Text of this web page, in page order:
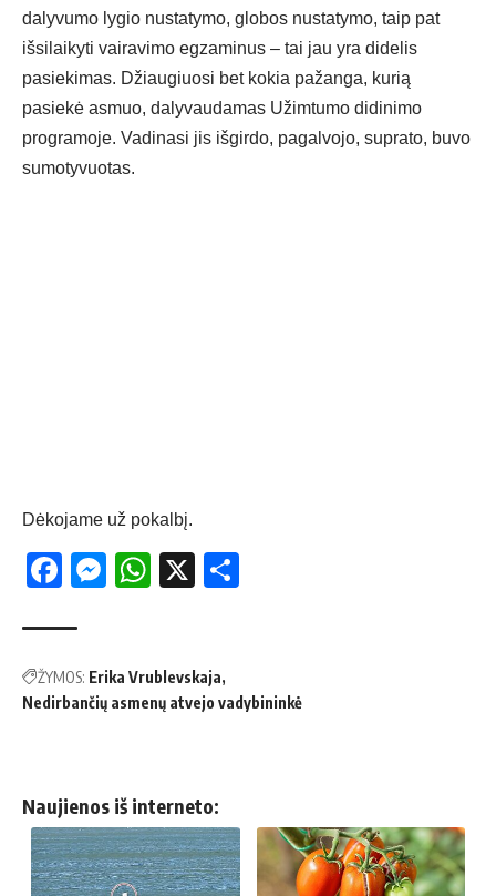
dalyvumo lygio nustatymo, globos nustatymo, taip pat
išsilaikyti vairavimo egzaminus – tai jau yra didelis
pasiekimas. Džiaugiuosi bet kokia pažanga, kurią
pasiekė asmuo, dalyvaudamas Užimtumo didinimo
programoje. Vadinasi jis išgirdo, pagalvojo, suprato, buvo
sumotyvuotas.
Dėkojame už pokalbį.
Facebook
Messenger
WhatsApp
X
ŽYMOS: Erika Vrublevskaja
Nedirbančių asmenų atvejo vadybininkė
Naujienos iš interneto: